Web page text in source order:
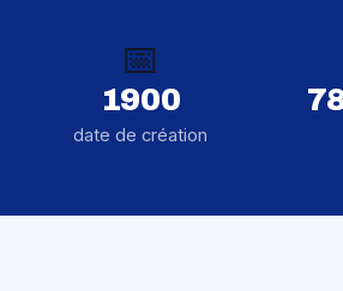
📅
1900
date de création